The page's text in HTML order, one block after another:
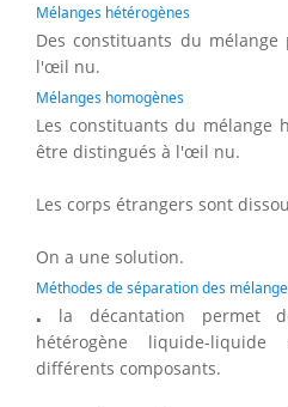
Mélanges hétérogènes
Des constituants du
l'œil nu.
Mélanges homogènes
Les constituants du mélange
être distingués à l'œil nu.
Les corps étrangers sont
On a une solution.
Méthodes de séparation des
⋅⋅ la décantation permet
hétérogène liquide-
différents composants.